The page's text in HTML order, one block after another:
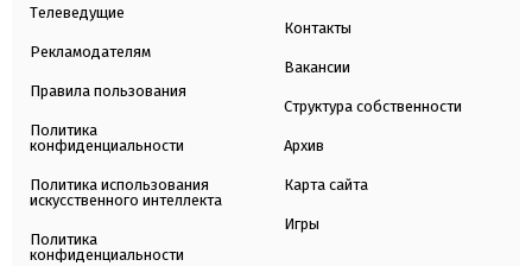
Телеведущие
Рекламодателям
Правила пользования
Политика
конфиденциальности
Политика использования
искусственного интеллекта
Политика
конфиденциальности
Контакты
Вакансии
Структура собственности
Архив
Карта сайта
Игры